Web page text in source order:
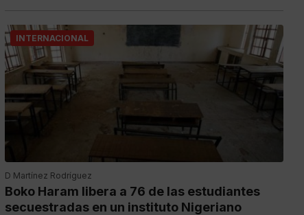
INTERNACIONAL
D Martínez Rodríguez
Boko Haram libera a 76 de las estudiantes
secuestradas en un instituto Nigeriano